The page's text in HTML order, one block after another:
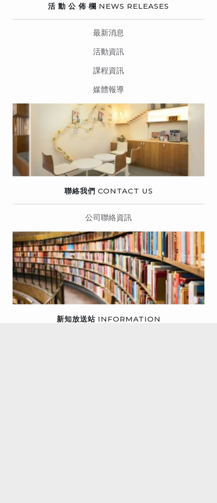
活 動 公 佈 欄 NEWS RELEASES
最新消息
活動資訊
課程資訊
媒體報導
聯絡我們 CONTACT US
公司聯絡資訊
新知放送站INFORMATION